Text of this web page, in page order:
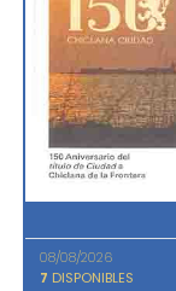
08/08/2026
7 DISPONIBLES